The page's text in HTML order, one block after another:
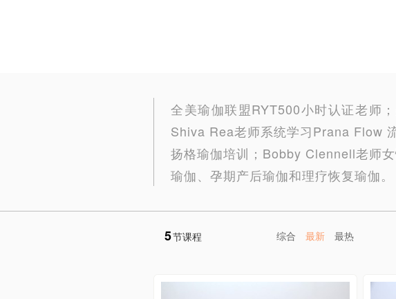
全美瑜伽联盟RYT500小时认证老师
Shiva Rea老师系统学习Prana Flow
扬格瑜伽培训；Bobby Clennell老师
瑜伽、孕期产后瑜伽和理疗恢复瑜伽。
5节课程 综合 最新 最热